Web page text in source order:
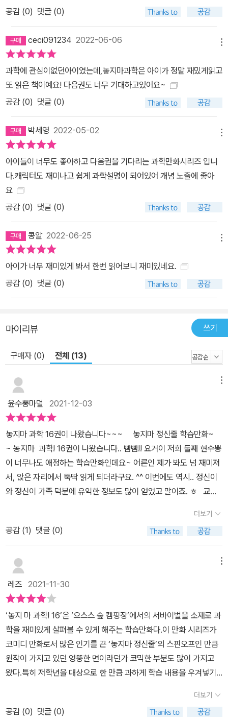
다리 타기, 빈칸 채우기, 초성 맞추기, 4지 선다형 등 본문에서 배운
공감 (0) 댓글 (0)
ceci091234 2022-06-06
과학에 관심이없던아이였는데,놓지마과학은 아이가 정말 재밌게읽고
또 읽은 책이예요! 다음권도 너무 기대하고있어요~
공감 (0) 댓글 (0)
박세영 2022-05-02
아이들이 너무도 좋아하고 다음권을 기다리는 과학만화시리즈 입니
다.캐릭터도 재미나고 쉽게 과학설명이 되어있어 개념 노출에 좋아
요
공감 (0) 댓글 (0)
콩알2022-06-25
아이가 너무 재미있게 봐서 한번 읽어보니 재미있네요.
공감 (0) 댓글 (0)
마이리뷰 쓰기
구매자 (0) 전체 (13)
윤수뽕마덜 2021-12-03
놓지마 과학 16권이 나왔습니다~~~ 놓지마 정신줄 학습만화~
~ 농지마 과학! 16권이 나왔습니다.. 빰빰!! 요거이 저희 둘째 현수뽕
이 너무나도 애정하는 학습만화인데요~ 어른인 제가 봐도 넘 재미져
서, 앉은 자리에서 뚝딱 읽게 되더라구요. ^^ 이번에도 역시.. 정신이
와 정신이 가족 덕분에 유익한 정보도 많이 얻었고 말이죠. ㅎ 교과
~ 이렇게 재미있게 공부할 수 있는 방법이 또 있을까요? 특히 이번
에는 정신이네가 캠핑을 떠나면서, 지구과학, 생물, 물리 등의 영역에
서 알찬 정보를 많이 알게됩니다. ^^ 차례입니다. 으스스 숲 캠핑장
으로 정신이와 앨리스, 주리와 정구가 함께하게 되면서 펼쳐지는 재
하는 인물들과 동일해서, 더욱 더 감정이입이 쉽고 재미있는 것 같아
요. ^^ 이상한 캠핑장~ 정신이와 엘리스, 주리와 정구가 함께 캠핑
장으로 떠나면서 이야기는 시작됩니다. 어서오세요~~ 하지만 배
경부터 심상치 않은 이 곳!! 과연 정신이네 일행은 괜찮은걸까요?
함께 서바이벌 캠핑에 참여하는 팀들 소개도 이어지는데요. 거북 괴
수들의 실체가 너무나도 반전!! ㅎㅎ 웹툰 작가들인데, 컴퓨터와 마감
이 없는 세상에서 살고 싶어 도전했다고..ㅎㅎ 아마.. 놓지마 팀의 작
가님들인 것 같아요. 캠핑장에서 다행히 첫 끼니는 도시락으로 줬
는데요. 도시락이 섞여 이상해지는 바람에, 우리의 정구가 혼합물의
더보기
공감 (1) 댓글 (0)
레즈 2021-11-30
‘놓지 마 과학! 16’은 ‘으스스 숲 캠핑장’에서의 서바이벌을 소재로 과
학을 재미있게 살펴볼 수 있게 해주는 학습만화다.이 만화 시리즈가
코미디 만화로서 많은 인기를 끈 ‘놓지마 정신줄’의 스핀오프인 만큼
원작이 가지고 있던 엉뚱한 면이라던가 코믹한 부분도 많이 가지고
왔다.특히 저학년을 대상으로 한 만큼 과하게 학습 내용을 우겨넣기
만화 자체로서의 완성도도 꽤 높고 만화에 들어있는 학습 내용 역시
복잡한 것 없이 이해하기 쉽다는 게 장점이다.이번 16권에서도 캠핑
더보기
공감 (0) 댓글 (0)